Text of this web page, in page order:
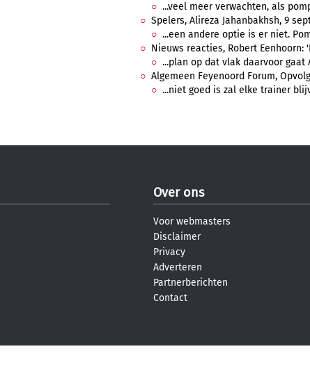
...veel meer verwachten, als
Spelers, Alireza Jahanbakhsh, 9
...een andere optie is er niet.
Nieuws reacties, Robert Eenhoorn:
...plan op dat vlak daarvoor gaat
Algemeen Feyenoord Forum,
...niet goed is zal elke trainer
Over ons
Voor webmasters
Disclaimer
Privacy
Adverteren
Partnerberichten
Contact